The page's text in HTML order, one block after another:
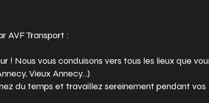
AVF Transport :
! Nous vous conduisons vers tous les lieux que
Vieux Annecy…)
du temps et travaillez sereinement pendant vos